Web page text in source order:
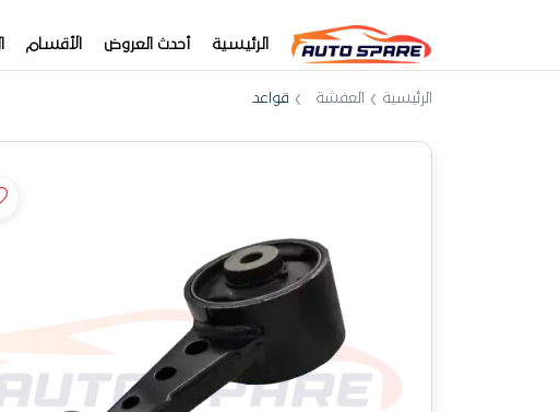
الرئيسية أحدث العروض الأقسام
الرئيسية العفشة قواعد